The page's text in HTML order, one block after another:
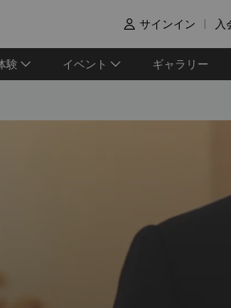
 サインイン 入
験 イベント ギャラリー